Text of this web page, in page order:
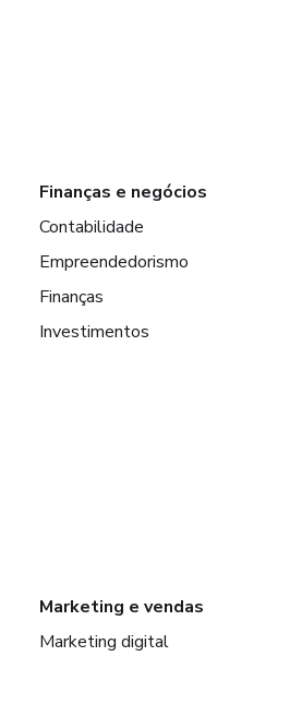
Finanças e negócios
Contabilidade
Empreendedorismo
Finanças
Investimentos
Marketing e vendas
Marketing digital